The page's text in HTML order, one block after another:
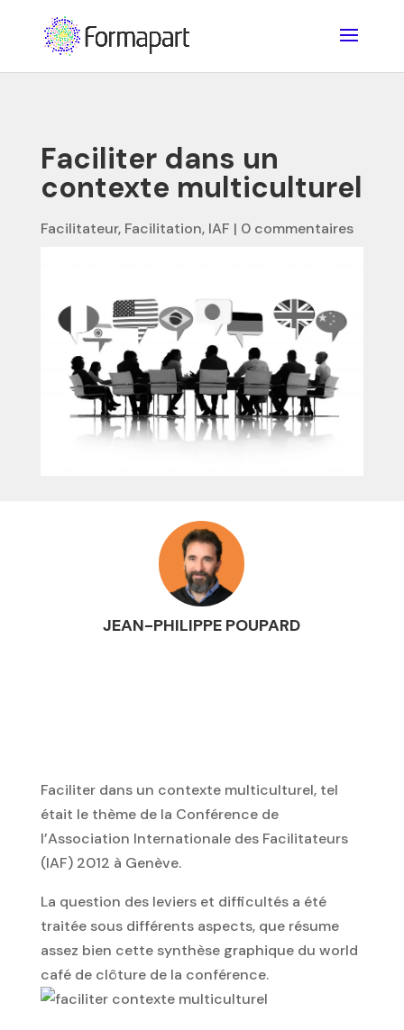
Faciliter dans un
contexte multiculturel
Facilitateur, Facilitation, IAF | 0 commentaires
JEAN-PHILIPPE POUPARD
Faciliter dans un contexte multiculturel, tel
était le thème de la Conférence de
l’Association Internationale des Facilitateurs
(IAF) 2012 à Genève.
La question des leviers et difficultés a été
traitée sous différents aspects, que résume
assez bien cette synthèse graphique du world
café de clôture de la conférence.